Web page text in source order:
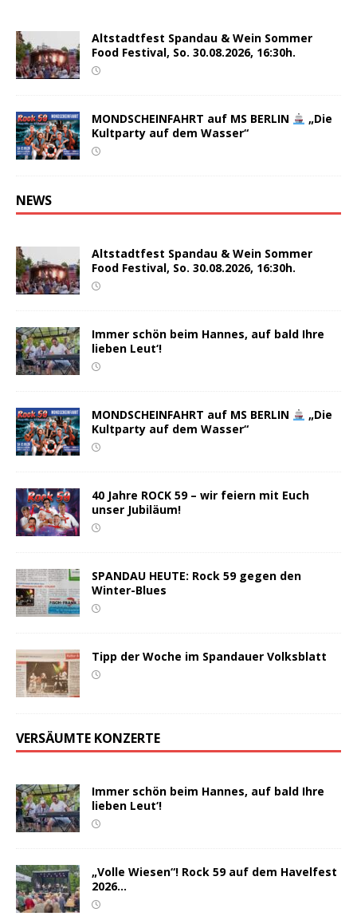
Altstadtfest Spandau & Wein Sommer
Food Festival, So. 30.08.2026, 16:30h.
MONDSCHEINFAHRT auf MS BERLIN
„Die
Kultparty auf dem Wasser“
NEWS
Altstadtfest Spandau & Wein Sommer
Food Festival, So. 30.08.2026, 16:30h.
Immer schön beim Hannes, auf bald Ihre
lieben Leut‘!
MONDSCHEINFAHRT auf MS BERLIN
„Die
Kultparty auf dem Wasser“
40 Jahre ROCK 59 – wir feiern mit Euch
unser Jubiläum!
SPANDAU HEUTE: Rock 59 gegen den
Winter-Blues
Tipp der Woche im Spandauer Volksblatt
VERSÄUMTE KONZERTE
Immer schön beim Hannes, auf bald Ihre
lieben Leut‘!
„Volle Wiesen“! Rock 59 auf dem Havelfest
2026…